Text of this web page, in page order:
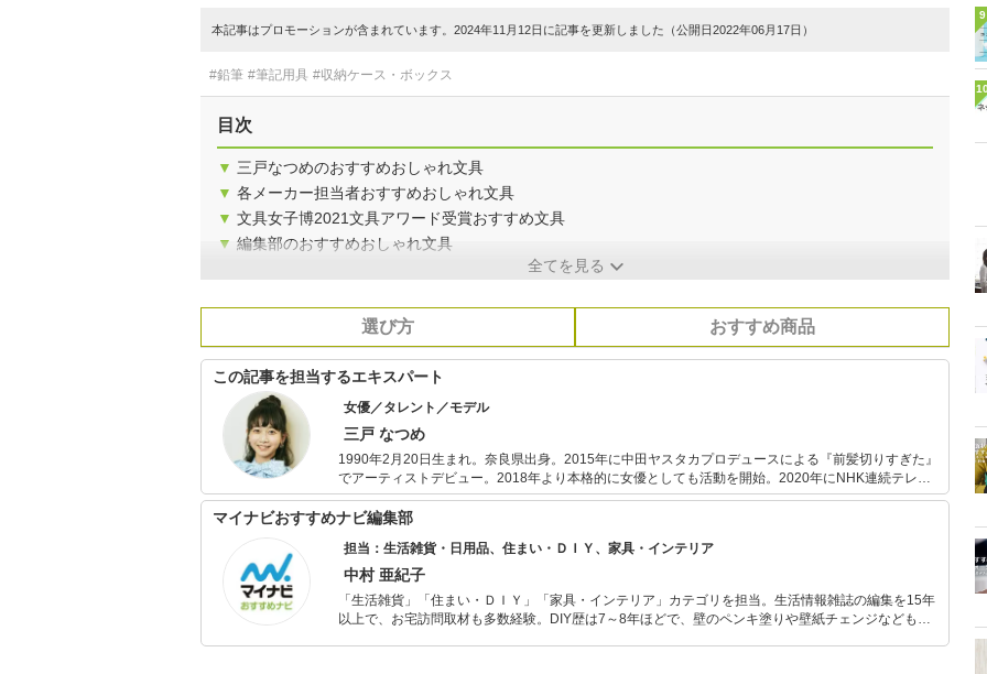
本記事はプロモーションが含まれています。2024年11月12日に記事を更新しました（公開日2022年06月17日）
#鉛筆 #筆記用具 #収納ケース・ボックス
目次
▼ 三戸なつめのおすすめおしゃれ文具
▼ 各メーカー担当者おすすめおしゃれ文具
▼ 文具女子博2021文具アワード受賞おすすめ文具
▼ 編集部のおすすめおしゃれ文具
全てを見る
選び方 おすすめ商品
この記事を担当するエキスパート
女優／タレント／モデル
三戸 なつめ
1990年2月20日生まれ。奈良県出身。2015年に中田ヤスタカプロデュースによる『前髪切りすぎた』
でアーティストデビュー。2018年より本格的に女優としても活動を開始。2020年にNHK連続テレビ
小説「おちょやん」や、2022年ドラマ「ユーチューバーに娘はやらん！」、2022年9月9日に公開の
映画「LOVE LIFE」に出演。WEBメディアMdNにて「三戸なつめの東京文具さんぽ」の連載実績あ
マイナビおすすめナビ編集部
担当：生活雑貨・日用品、住まい・ＤＩＹ、家具・インテリア
中村 亜紀子
「生活雑貨」「住まい・ＤＩＹ」「家具・インテリア」カテゴリを担当。生活情報雑誌の編集を15年
以上で、お宅訪問取材も多数経験。DIY歴は7～8年ほどで、壁のペンキ塗りや壁紙チェンジなどもチ
9